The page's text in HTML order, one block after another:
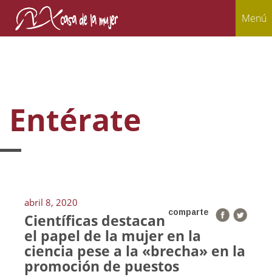
Menú
Entérate
abril 8, 2020
comparte
Científicas destacan
el papel de la mujer en la
ciencia pese a la «brecha» en la
promoción de puestos